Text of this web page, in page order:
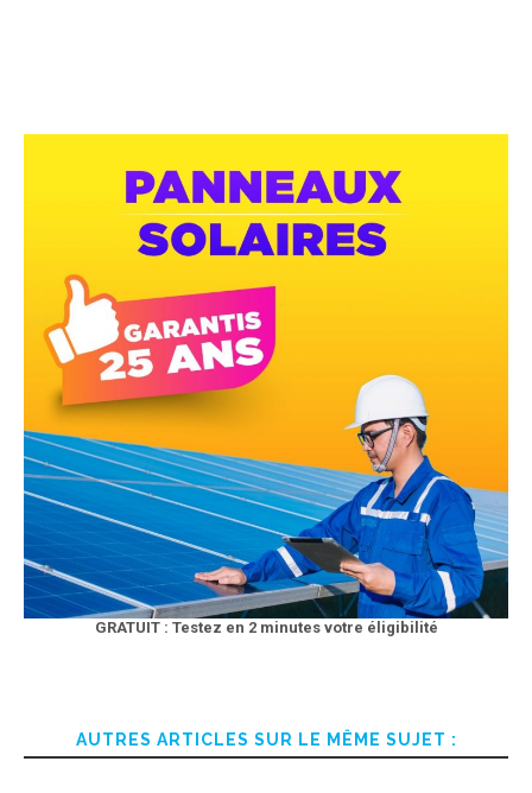
GRATUIT : Testez en 2 minutes votre éligibilité
AUTRES ARTICLES SUR LE MÊME SUJET :